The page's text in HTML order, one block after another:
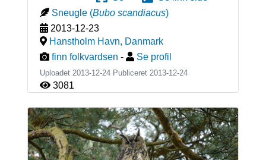
Sneugle (Bubo scandiacus)
2013-12-23
Hanstholm Havn, Danmark
finn folkvardsen - Se profil
Uploadet 2013-12-24 Publiceret 2013-12-24
3081